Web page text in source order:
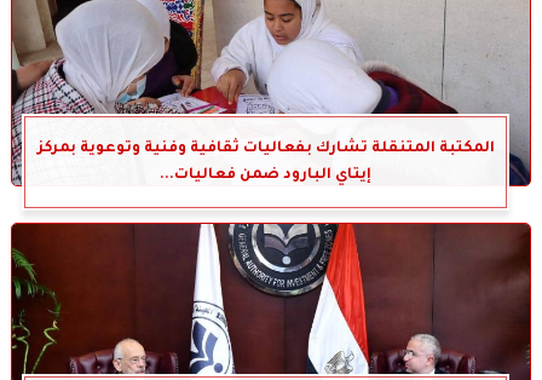
المكتبة المتنقلة تشارك بفعاليات ثقافية وفنية وتوعوية بمركز
إيتاي البارود ضمن فعاليات...